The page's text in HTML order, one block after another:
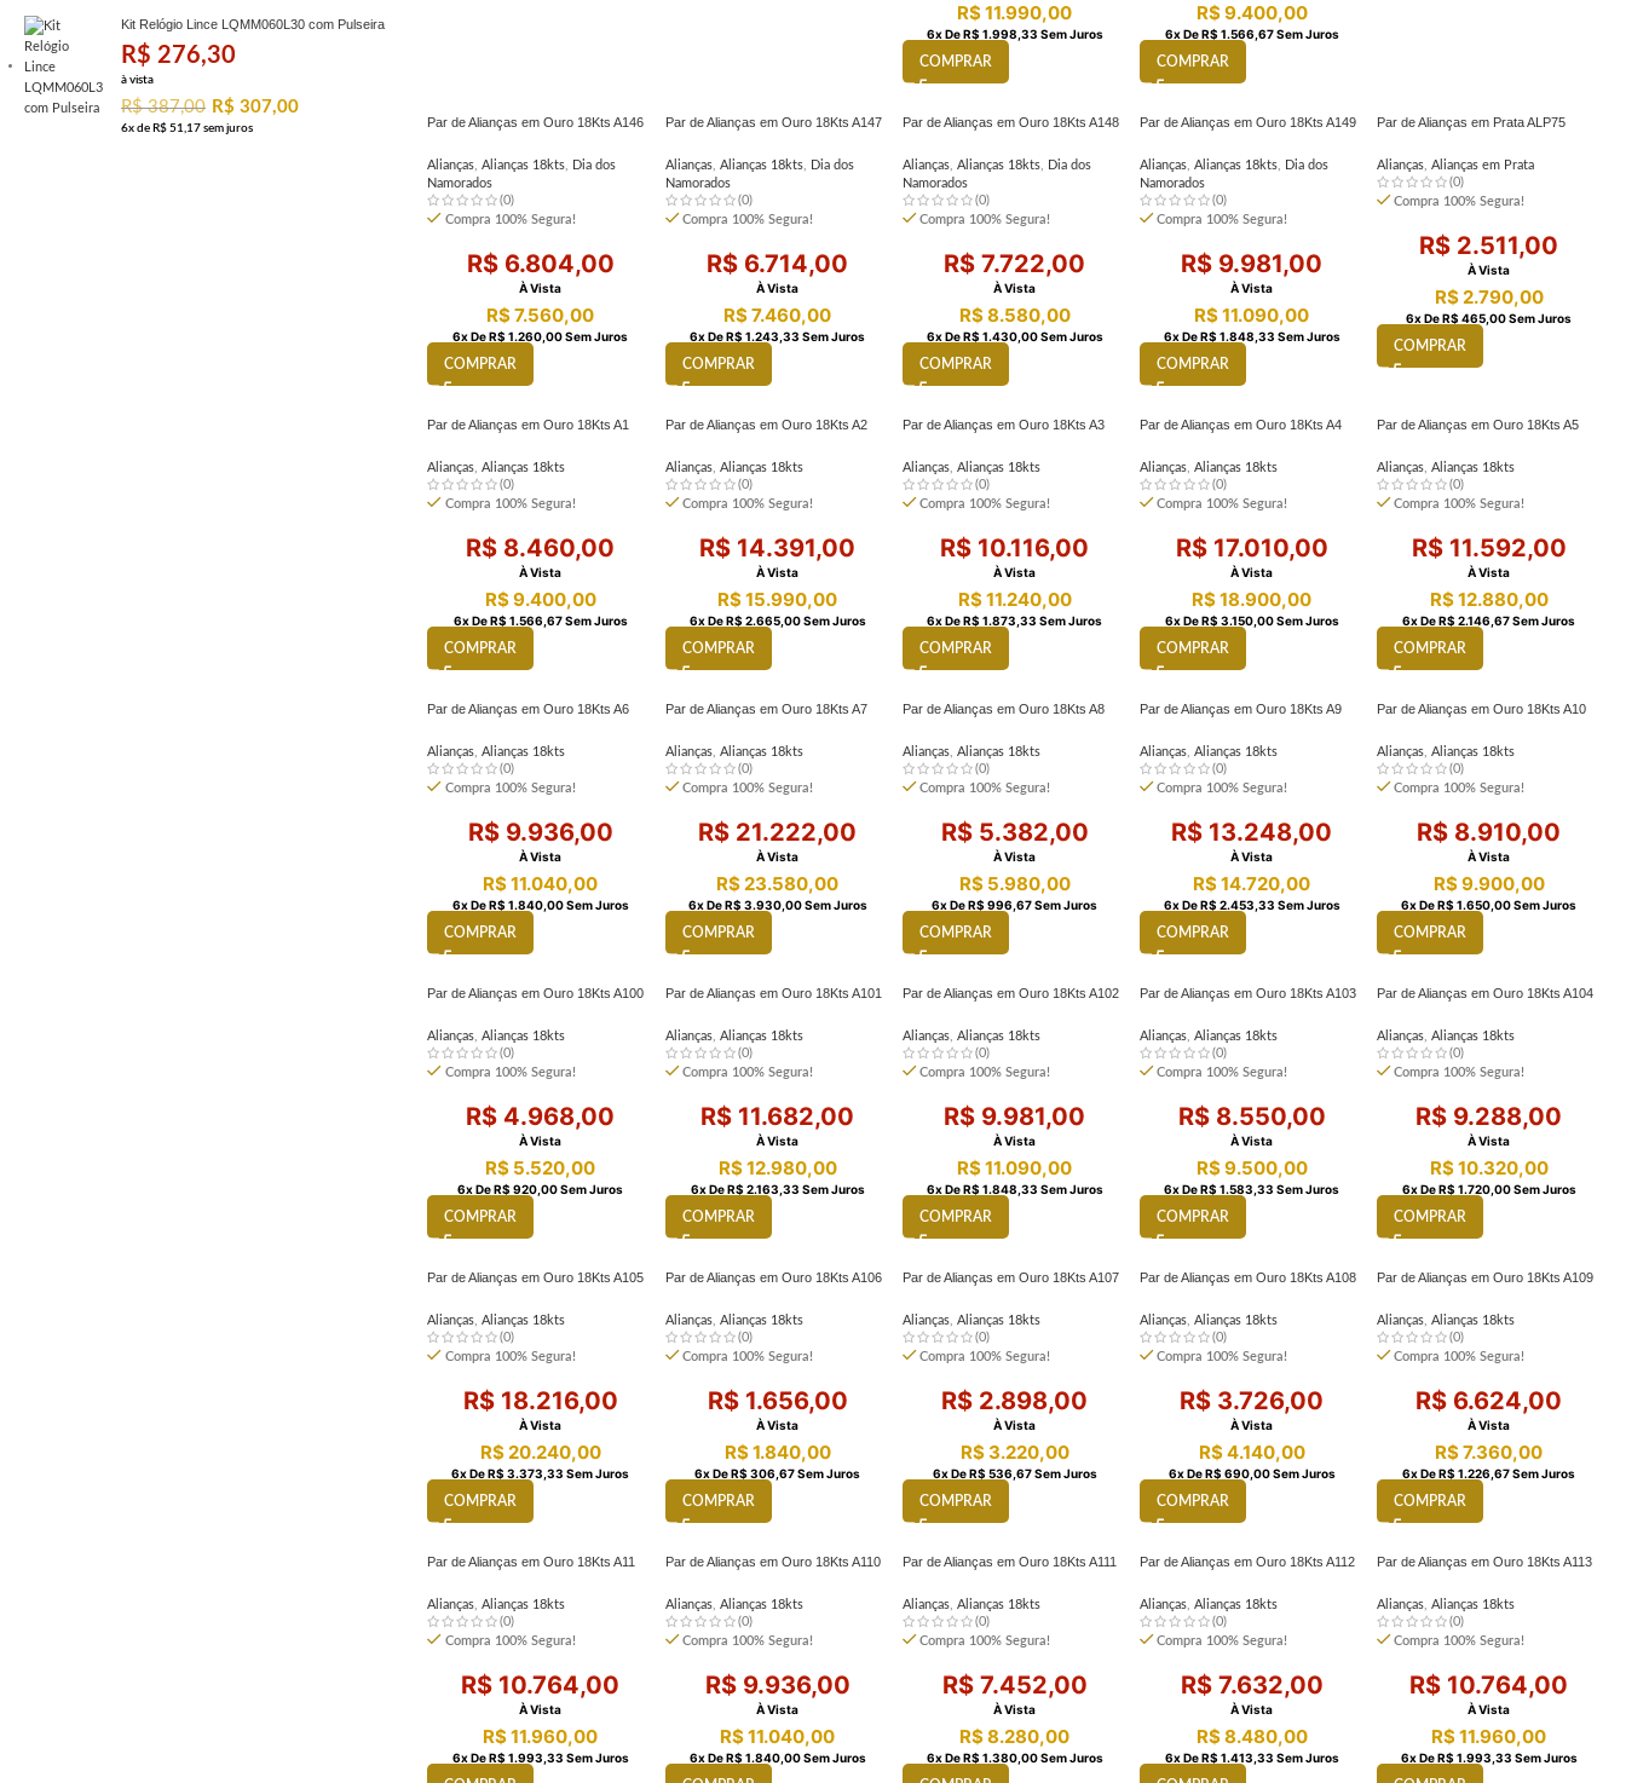
Kit Relógio Lince LQMM060L30 com Pulseira
R$ 276,30
à vista
R$387,00 R$ 307,00
6x de R$ 51,17 sem juros
R$11.990,00
6X DeR$ 1.998,33 Sem Juros
COMPRAR
R$9.400,00
6X DeR$ 1.566,67Sem Juros
COMPRAR
Par de Alianças em Ouro 18Kts A146
Alianças, Alianças 18kts, Dia dos
Namorados
(0)
Compra 100% Segura!
R$6.804,00
À Vista
R$7.560,00
6X DeR$ 1.260,00Sem Juros
COMPRAR
Par de Alianças em Ouro 18Kts A147
Alianças, Alianças 18kts, Dia dos
Namorados
(0)
Compra 100% Segura!
R$ 6.714,00
À Vista
R$7.460,00
6X DeR$ 1.243,33 Sem Juros
COMPRAR
Par de Alianças em Ouro 18Kts A148
Alianças, Alianças 18kts, Dia dos
Namorados
(0)
Compra 100% Segura!
R$ 7.722,00
À Vista
R$8.580,00
6X DeR$ 1.430,00Sem Juros
COMPRAR
Par de Alianças em Ouro 18Kts A149
Alianças, Alianças 18kts, Dia dos
Namorados
(0)
Compra 100% Segura!
R$ 9.981,00
À Vista
R$11.090,00
6X DeR$ 1.848,33 Sem Juros
COMPRAR
Par de Alianças em Prata ALP75
Alianças, Alianças em Prata
(0)
Compra 100% Segura!
R$ 2.511,00
À Vista
R$2.790,00
6X DeR$ 465,00Sem Juros
COMPRAR
Par de Alianças em Ouro 18Kts A1
Alianças, Alianças 18kts
(0)
Compra 100% Segura!
R$ 8.460,00
À Vista
R$9.400,00
6X DeR$ 1.566,67Sem Juros
COMPRAR
Par de Alianças em Ouro 18Kts A2
Alianças, Alianças 18kts
(0)
Compra 100% Segura!
R$ 14.391,00
À Vista
R$15.990,00
6X DeR$ 2.665,00Sem Juros
COMPRAR
Par de Alianças em Ouro 18Kts A3
Alianças, Alianças 18kts
(0)
Compra 100% Segura!
R$ 10.116,00
À Vista
R$11.240,00
6X DeR$ 1.873,33 Sem Juros
COMPRAR
Par de Alianças em Ouro 18Kts A4
Alianças, Alianças 18kts
(0)
Compra 100% Segura!
R$17.010,00
À Vista
R$18.900,00
6X DeR$ 3.150,00Sem Juros
COMPRAR
Par de Alianças em Ouro 18Kts A5
Alianças, Alianças 18kts
(0)
Compra 100% Segura!
R$11.592,00
À Vista
R$12.880,00
6X DeR$ 2.146,67Sem Juros
COMPRAR
Par de Alianças em Ouro 18Kts A6
Alianças, Alianças 18kts
(0)
Compra 100% Segura!
R$9.936,00
À Vista
R$11.040,00
6X DeR$ 1.840,00Sem Juros
COMPRAR
Par de Alianças em Ouro 18Kts A7
Alianças, Alianças 18kts
(0)
Compra 100% Segura!
R$ 21.222,00
À Vista
R$23.580,00
6X DeR$ 3.930,00Sem Juros
COMPRAR
Par de Alianças em Ouro 18Kts A8
Alianças, Alianças 18kts
(0)
Compra 100% Segura!
R$5.382,00
À Vista
R$5.980,00
6X DeR$ 996,67Sem Juros
COMPRAR
Par de Alianças em Ouro 18Kts A9
Alianças, Alianças 18kts
(0)
Compra 100% Segura!
R$ 13.248,00
À Vista
R$14.720,00
6X DeR$ 2.453,33 Sem Juros
COMPRAR
Par de Alianças em Ouro 18Kts A10
Alianças, Alianças 18kts
(0)
Compra 100% Segura!
R$ 8.910,00
À Vista
R$9.900,00
6X DeR$ 1.650,00Sem Juros
COMPRAR
Par de Alianças em Ouro 18Kts A100
Alianças, Alianças 18kts
(0)
Compra 100% Segura!
R$ 4.968,00
À Vista
R$ 5.520,00
6X DeR$ 920,00Sem Juros
COMPRAR
Par de Alianças em Ouro 18Kts A101
Alianças, Alianças 18kts
(0)
Compra 100% Segura!
R$ 11.682,00
À Vista
R$12.980,00
6X DeR$ 2.163,33 Sem Juros
COMPRAR
Par de Alianças em Ouro 18Kts A102
Alianças, Alianças 18kts
(0)
Compra 100% Segura!
R$ 9.981,00
À Vista
R$11.090,00
6X DeR$ 1.848,33 Sem Juros
COMPRAR
Par de Alianças em Ouro 18Kts A103
Alianças, Alianças 18kts
(0)
Compra 100% Segura!
R$8.550,00
À Vista
R$9.500,00
6X DeR$ 1.583,33 Sem Juros
COMPRAR
Par de Alianças em Ouro 18Kts A104
Alianças, Alianças 18kts
(0)
Compra 100% Segura!
R$ 9.288,00
À Vista
R$10.320,00
6X DeR$ 1.720,00Sem Juros
COMPRAR
Par de Alianças em Ouro 18Kts A105
Alianças, Alianças 18kts
(0)
Compra 100% Segura!
R$18.216,00
À Vista
R$20.240,00
6X DeR$ 3.373,33 Sem Juros
COMPRAR
Par de Alianças em Ouro 18Kts A106
Alianças, Alianças 18kts
(0)
Compra 100% Segura!
R$1.656,00
À Vista
R$1.840,00
6X DeR$ 306,67Sem Juros
COMPRAR
Par de Alianças em Ouro 18Kts A107
Alianças, Alianças 18kts
(0)
Compra 100% Segura!
R$ 2.898,00
À Vista
R$3.220,00
6X DeR$ 536,67Sem Juros
COMPRAR
Par de Alianças em Ouro 18Kts A108
Alianças, Alianças 18kts
(0)
Compra 100% Segura!
R$ 3.726,00
À Vista
R$4.140,00
6X DeR$ 690,00Sem Juros
COMPRAR
Par de Alianças em Ouro 18Kts A109
Alianças, Alianças 18kts
(0)
Compra 100% Segura!
R$ 6.624,00
À Vista
R$7.360,00
6X DeR$ 1.226,67Sem Juros
COMPRAR
Par de Alianças em Ouro 18Kts A11
Alianças, Alianças 18kts
(0)
Compra 100% Segura!
R$ 10.764,00
À Vista
R$11.960,00
6X DeR$ 1.993,33 Sem Juros
Par de Alianças em Ouro 18Kts A110
Alianças, Alianças 18kts
(0)
Compra 100% Segura!
R$9.936,00
À Vista
R$11.040,00
6X DeR$ 1.840,00Sem Juros
Par de Alianças em Ouro 18Kts A111
Alianças, Alianças 18kts
(0)
Compra 100% Segura!
R$7.452,00
À Vista
R$8.280,00
6X DeR$ 1.380,00Sem Juros
Par de Alianças em Ouro 18Kts A112
Alianças, Alianças 18kts
(0)
Compra 100% Segura!
R$7.632,00
À Vista
R$8.480,00
6X DeR$ 1.413,33 Sem Juros
Par de Alianças em Ouro 18Kts A113
Alianças, Alianças 18kts
(0)
Compra 100% Segura!
R$ 10.764,00
À Vista
R$11.960,00
6X DeR$ 1.993,33 Sem Juros